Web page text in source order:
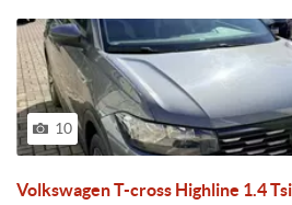
10
Volkswagen T-cross Highline 1.4